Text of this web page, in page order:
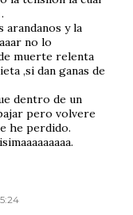
y la
no lo
muerte relenta
,si dan ganas de
dentro de un
pero volvere
he perdido.